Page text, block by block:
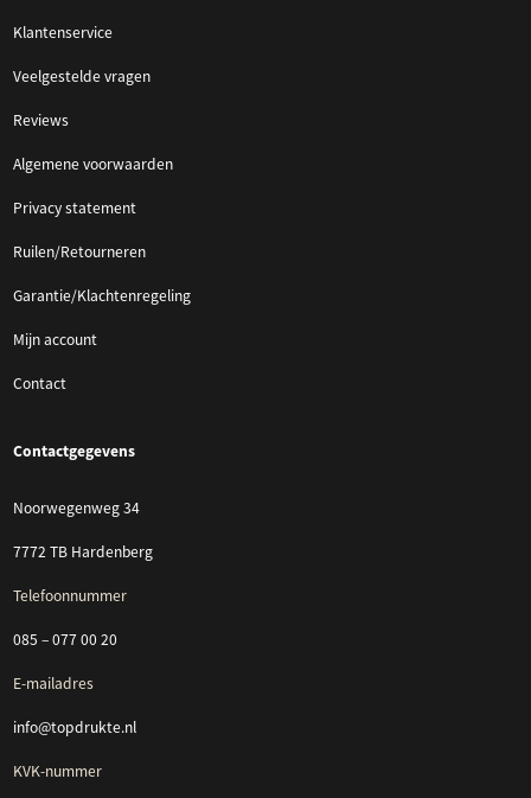
Klantenservice
Veelgestelde vragen
Reviews
Algemene voorwaarden
Privacy statement
Ruilen/Retourneren
Garantie/Klachtenregeling
Mijn account
Contact
Contactgegevens
Noorwegenweg 34
7772 TB Hardenberg
Telefoonnummer
085 – 077 00 20
E-mailadres
info@topdrukte.nl
KVK-nummer